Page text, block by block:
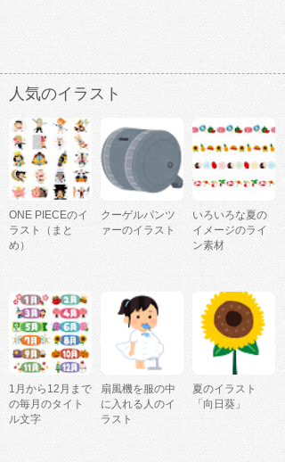
人気のイラスト
ONE PIECEのイ
ラスト（まと
め）
クーゲルパンツ
ァーのイラスト
いろいろな夏の
イメージのライ
ン素材
1月から12月まで
の毎月のタイト
ル文字
扇風機を服の中
に入れる人のイ
ラスト
夏のイラスト
「向日葵」